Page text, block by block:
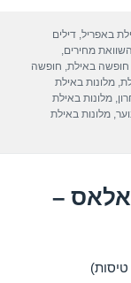
באפריל,דילים
מחירים,
חופשה באילת, חופשה
,מלונות באילת
,מלונות באילת
,מלונות באילת
–